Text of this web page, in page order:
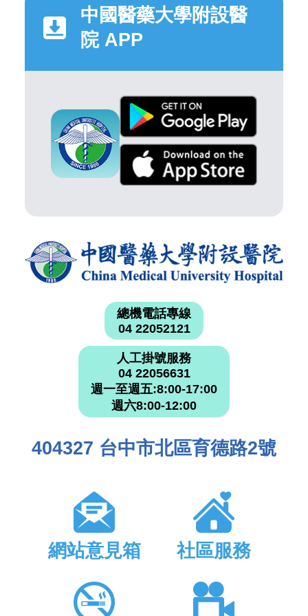
中國醫藥大學附設醫
院 APP
總機電話專線
04 22052121
人工掛號服務
04 22056631
週一至週五:8:00-17:00
週六8:00-12:00
404327 台中市北區育德路2號
網站意見箱 社區服務